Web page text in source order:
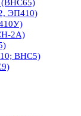
ЭП410)
2А)
ВНС5)